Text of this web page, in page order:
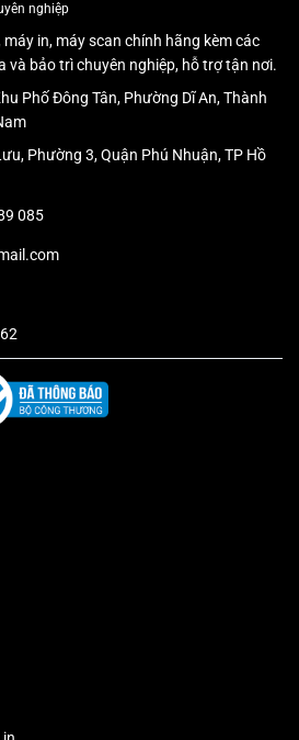
nghiệp
in, máy scan chính hãng kèm các
và bảo trì chuyên nghiệp, hỗ trợ tận nơi.
Phố Đông Tân, Phường Dĩ An, Thành
Phường 3, Quận Phú Nhuận, TP Hồ
085